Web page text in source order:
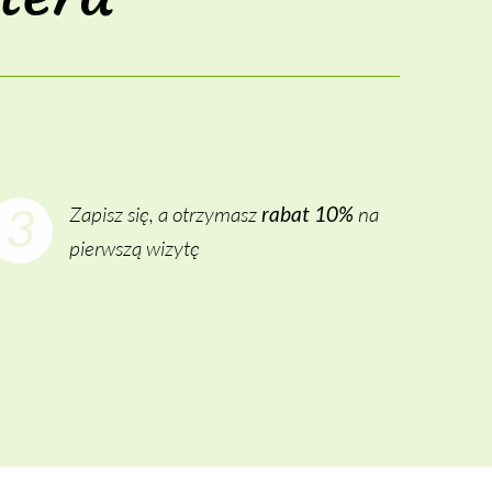
3 Zapisz się, a otrzymaszrabat 10% na
pierwszą wizytę